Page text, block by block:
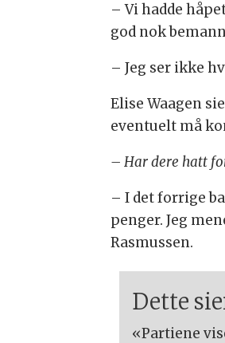
– Vi hadde
god nok
– Jeg ser ikke
Elise Waagen
eventuelt må
– Har dere hatt
– I det forrige
penger. Jeg
Rasmussen.
Dette
«Partiene